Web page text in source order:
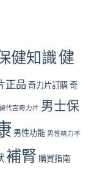
健知識健
正品 奇力片訂購奇
代言奇力片 男士保
男性功能 男性精力不
補腎 購買指南